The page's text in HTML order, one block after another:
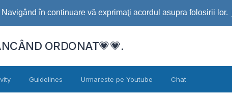
în continuare vă exprimaţi acordul asupra folosirii lor.
ORDONAT💗💗.
Guidelines Urmareste pe Youtube Chat